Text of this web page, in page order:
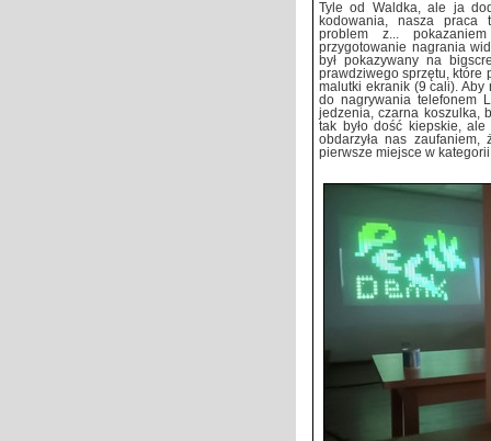
Tyle od Waldka, ale ja
kodowania, nasza praca
problem z...
przygotowanie nagrania
był pokazywany na
prawdziwego sprzętu, które
malutki ekranik (9 cali). Aby
do nagrywania telefonem
jedzenia, czarna koszulka,
tak było dość kiepskie,
obdarzyła nas zaufaniem,
pierwsze miejsce w